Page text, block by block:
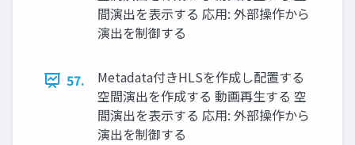
間演出を表示する 応用: 外部操作から
演出を制御する
57.
Metadata付きHLSを作成し配置する
空間演出を作成する 動画再生する 空
間演出を表示する 応用: 外部操作から
演出を制御する